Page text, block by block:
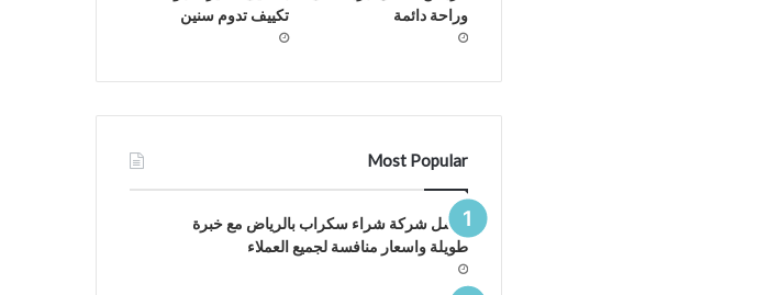
وراحة دائمة
تكييف تدوم سنين
Most Popular
افضل شركة شراء سكراب بالرياض مع خبرة
طويلة واسعار منافسة لجميع العملاء